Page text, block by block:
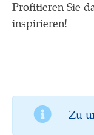
Profitieren Sie
inspirieren!
Zu